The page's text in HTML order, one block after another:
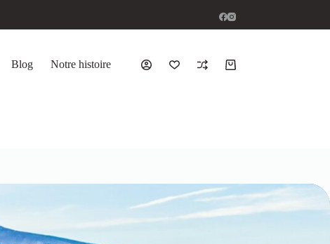
Blog Notre histoire